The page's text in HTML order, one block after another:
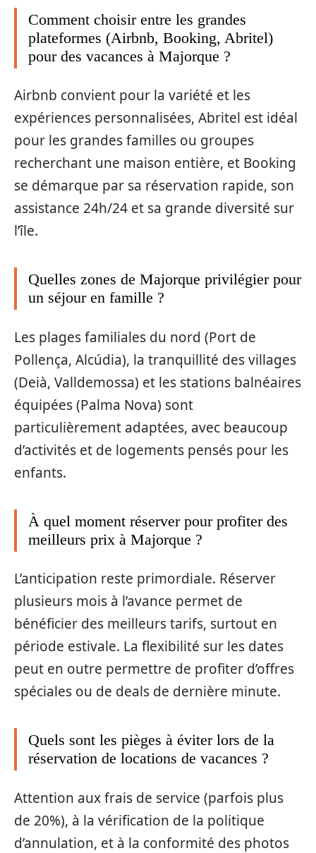
Comment choisir entre les grandes
plateformes (Airbnb, Booking, Abritel)
pour des vacances à Majorque ?
Airbnb convient pour la variété et les
expériences personnalisées, Abritel est idéal
pour les grandes familles ou groupes
recherchant une maison entière, et Booking
se démarque par sa réservation rapide, son
assistance 24h/24 et sa grande diversité sur
l’île.
Quelles zones de Majorque privilégier pour
un séjour en famille ?
Les plages familiales du nord (Port de
Pollença, Alcúdia), la tranquillité des villages
(Deià, Valldemossa) et les stations balnéaires
équipées (Palma Nova) sont
particulièrement adaptées, avec beaucoup
d’activités et de logements pensés pour les
enfants.
À quel moment réserver pour profiter des
meilleurs prix à Majorque ?
L’anticipation reste primordiale. Réserver
plusieurs mois à l’avance permet de
bénéficier des meilleurs tarifs, surtout en
période estivale. La flexibilité sur les dates
peut en outre permettre de profiter d’offres
spéciales ou de deals de dernière minute.
Quels sont les pièges à éviter lors de la
réservation de locations de vacances ?
Attention aux frais de service (parfois plus
de 20%), à la vérification de la politique
d’annulation, et à la conformité des photos